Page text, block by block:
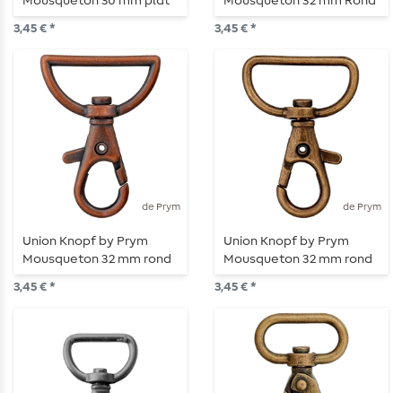
laiton ancien
3,45 € *
Argenté
3,45 € *
de Prym
Union Knopf by Prym
Mousqueton 32 mm rond
Cuivre (ou Rose Gold)
3,45 € *
de Prym
Union Knopf by Prym
Mousqueton 32 mm rond
laiton antique
3,45 € *